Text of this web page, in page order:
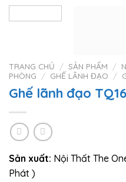
TRANG CHỦ / SẢN PHẨM /
PHÒNG / GHẾ LÃNH ĐẠO /
Ghế lãnh đạo TQ16
Sản xuất: Nội Thất The
Phát )